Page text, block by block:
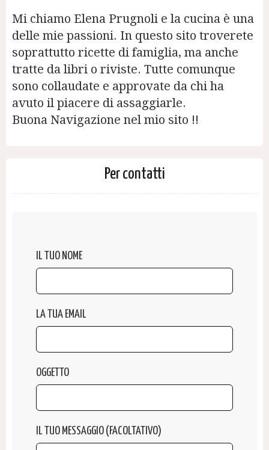
Mi chiamo Elena Prugnoli e la cucina è una
delle mie passioni. In questo sito troverete
soprattutto ricette di famiglia, ma anche
tratte da libri o riviste. Tutte comunque
sono collaudate e approvate da chi ha
avuto il piacere di assaggiarle.
Buona Navigazione nel mio sito !!
Per contatti
IL TUO NOME
LA TUA EMAIL
OGGETTO
IL TUO MESSAGGIO (FACOLTATIVO)